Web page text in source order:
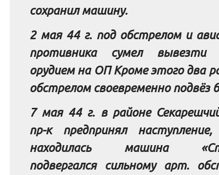
сохранил машину.
2 мая 44 г. под обстрелом и
противника сумел
орудием на ОП Кроме этого два
обстрелом своевременно подвёз
7 мая 44 г. в районе
пр-к предпринял
находилась машина
подвергался сильному арт.